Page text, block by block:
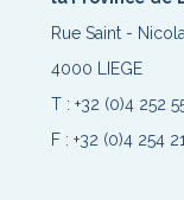
Rue Saint -
4000 LIEGE
T : +32 (0)4 252
F : +32 (0)4 254